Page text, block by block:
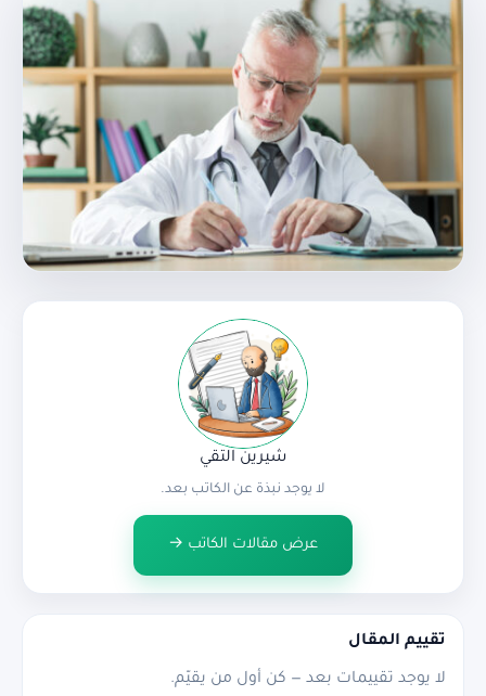
شيرين التقي
لا يوجد نبذة عن الكاتب بعد.
عرض مقالات الكاتب →
تقييم المقال
لا يوجد تقييمات بعد — كن أول من يقيّم.